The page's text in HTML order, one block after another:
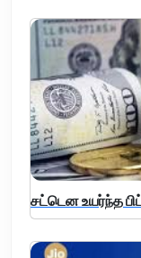
சட்டென உயர்ந்த